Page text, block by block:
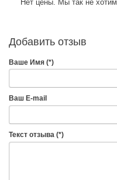
Нет цены. Мы так не хотим
Добавить отзыв
Ваше Имя (*)
Ваш E-mail
Текст отзыва (*)